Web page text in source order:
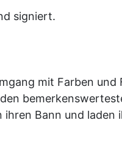
signiert.
mit Farben und
Bann und